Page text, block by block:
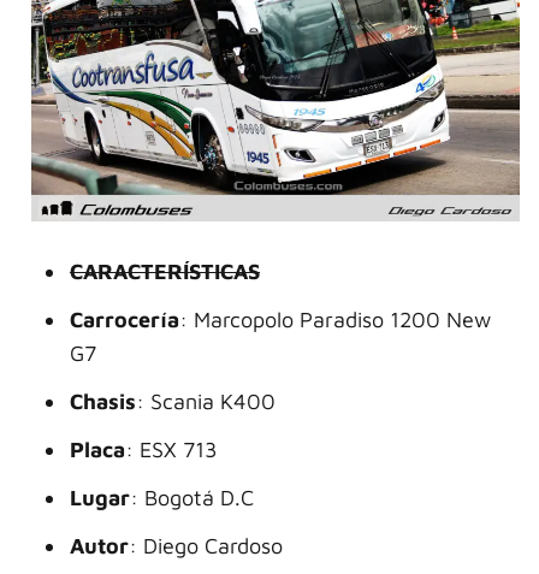
CARACTERÍSTICAS
Carrocería: Marcopolo Paradiso 1200 New
G7
Chasis: Scania K400
Placa: ESX 713
Lugar: Bogotá D.C
Autor: Diego Cardoso